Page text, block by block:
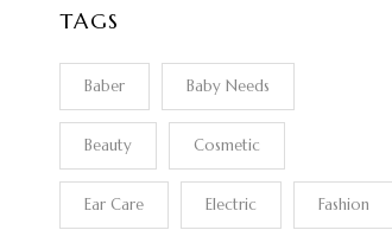
TAGS
Baber Baby Needs
Beauty Cosmetic
Ear Care Electric Fashion